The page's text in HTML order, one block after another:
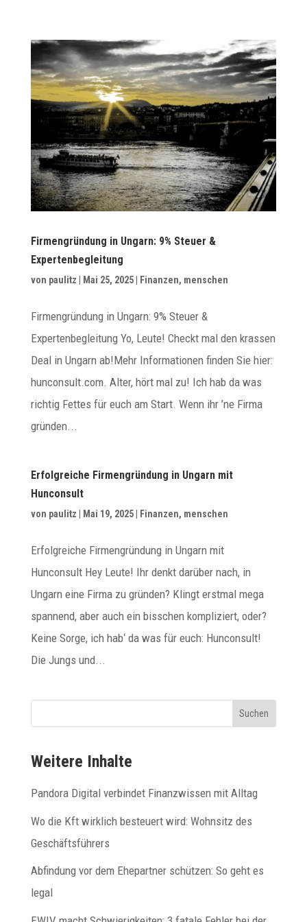
Firmengründung in Ungarn: 9% Steuer &
Expertenbegleitung
von paulitz Mai 25, 2025| Finanzen, menschen
Firmengründung in Ungarn: 9% Steuer &
Expertenbegleitung Yo, Leute! Checkt mal den krassen
Deal in Ungarn ab!Mehr Informationen finden Sie hier:
hunconsult.com. Alter, hört mal zu! Ich hab da was
richtig Fettes für euch am Start. Wenn ihr ’ne Firma
gründen...
Erfolgreiche Firmengründung in Ungarn mit
Hunconsult
von paulitz Mai 19, 2025| Finanzen, menschen
Erfolgreiche Firmengründung in Ungarn mit
Hunconsult Hey Leute! Ihr denkt darüber nach, in
Ungarn eine Firma zu gründen? Klingt erstmal mega
spannend, aber auch ein bisschen kompliziert, oder?
Keine Sorge, ich hab‘ da was für euch: Hunconsult!
Die Jungs und...
Suchen
Weitere Inhalte
Pandora Digital verbindet Finanzwissen mit Alltag
Wo die Kft wirklich besteuert wird: Wohnsitz des
Geschäftsführers
Abfindung vor dem Ehepartner schützen: So geht es
legal